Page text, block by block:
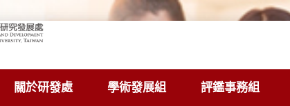
關於研發處 學術發展組 評鑑事務組